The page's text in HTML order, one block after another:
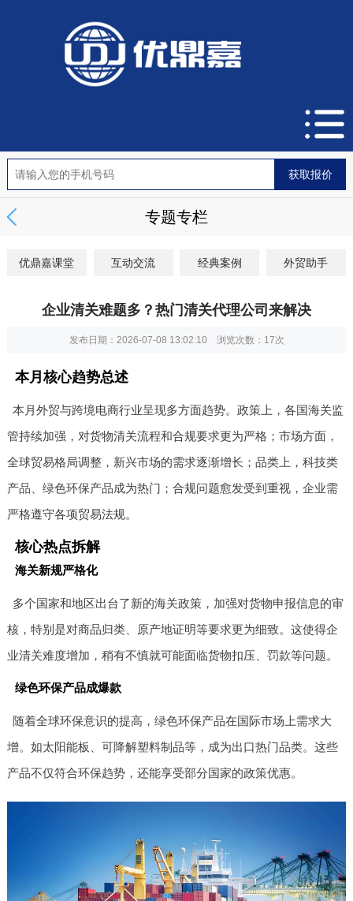
专题专栏
优鼎嘉课堂 互动交流 经典案例 外贸助手
企业清关难题多？热门清关代理公司来解决
发布日期：2026-07-08 13:02:10 浏览次数： 17次
本月核心趋势总述
本月外贸与跨境电商行业呈现多方面趋势。政策上，各国海关监
管持续加强，对货物清关流程和合规要求更为严格；市场方面，
全球贸易格局调整，新兴市场的需求逐渐增长；品类上，科技类
产品、绿色环保产品成为热门；合规问题愈发受到重视，企业需
严格遵守各项贸易法规。
核心热点拆解
海关新规严格化
多个国家和地区出台了新的海关政策，加强对货物申报信息的审
核，特别是对商品归类、原产地证明等要求更为细致。这使得企
业清关难度增加，稍有不慎就可能面临货物扣压、罚款等问题。
绿色环保产品成爆款
随着全球环保意识的提高，绿色环保产品在国际市场上需求大
增。如太阳能板、可降解塑料制品等，成为出口热门品类。这些
产品不仅符合环保趋势，还能享受部分国家的政策优惠。